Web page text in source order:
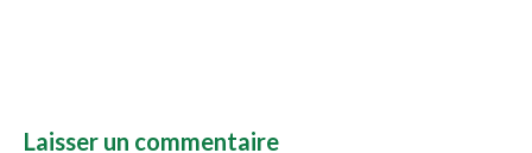
Laisser un commentaire